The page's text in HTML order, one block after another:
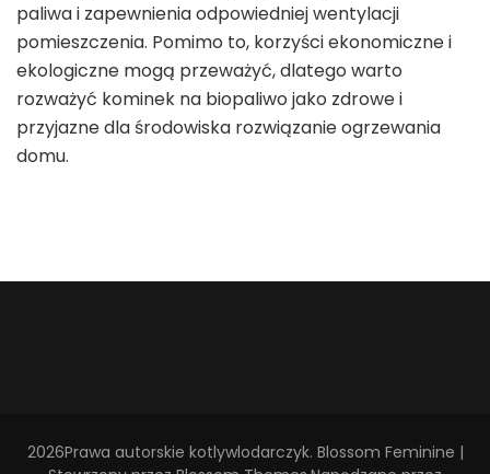
paliwa i zapewnienia odpowiedniej wentylacji
pomieszczenia. Pomimo to, korzyści ekonomiczne i
ekologiczne mogą przeważyć, dlatego warto
rozważyć kominek na biopaliwo jako zdrowe i
przyjazne dla środowiska rozwiązanie ogrzewania
domu.
2026Prawa autorskie kotlywlodarczyk. Blossom Feminine |